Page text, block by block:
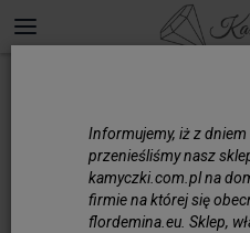
Informujemy, iż z
przenieśliśmy nasz
kamyczki.com.pl na
firmie na której się
flordemina.eu. Sklep,
odkryj
kamieni